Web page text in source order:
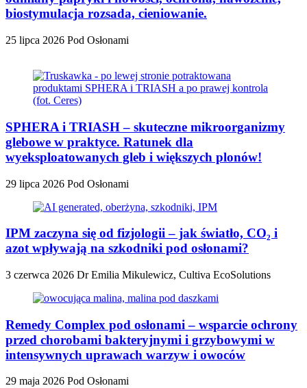
biostymulacja rozsada, cieniowanie.
25 lipca 2026 Pod Osłonami
SPHERA i TRIASH – skuteczne mikroorganizmy
glebowe w praktyce. Ratunek dla
wyeksploatowanych gleb i większych plonów!
29 lipca 2026 Pod Osłonami
IPM zaczyna się od fizjologii – jak światło, CO₂ i
azot wpływają na szkodniki pod osłonami?
3 czerwca 2026 Dr Emilia Mikulewicz, Cultiva EcoSolutions
Remedy Complex pod osłonami – wsparcie ochrony
przed chorobami bakteryjnymi i grzybowymi w
intensywnych uprawach warzyw i owoców
29 maja 2026 Pod Osłonami